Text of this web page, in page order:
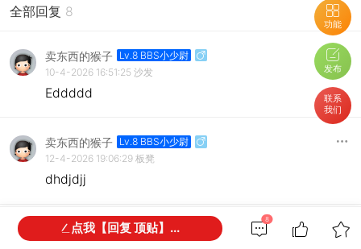
功能
发布
联系
我们
全部回复 8
卖东西的猴子 Lv.8 BBS小少尉
10-4-2026 16:51:25 沙发
Eddddd
卖东西的猴子 Lv.8 BBS小少尉
12-4-2026 19:06:29 板凳
dhdjdjj
卖东西的猴子 Lv.8 BBS小少尉
8
点我【回复 顶贴】...